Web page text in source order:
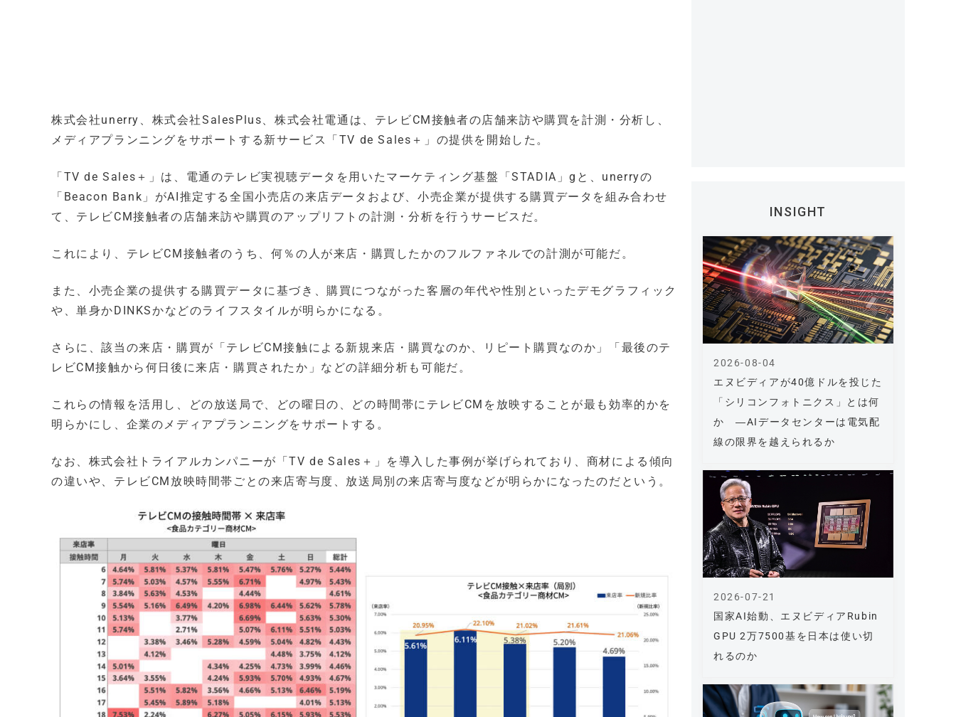
株式会社unerry、株式会社SalesPlus、株式会社電通は、テレビCM接触者の店舗来訪や購買を計測・分析し、
メディアプランニングをサポートする新サービス「TV de Sales＋」の提供を開始した。
「TV de Sales＋」は、電通のテレビ実視聴データを用いたマーケティング基盤「STADIA」gと、unerryの
「Beacon Bank」がAI推定する全国小売店の来店データおよび、小売企業が提供する購買データを組み合わせ
て、テレビCM接触者の店舗来訪や購買のアップリフトの計測・分析を行うサービスだ。
これにより、テレビCM接触者のうち、何％の人が来店・購買したかのフルファネルでの計測が可能だ。
また、小売企業の提供する購買データに基づき、購買につながった客層の年代や性別といったデモグラフィック
や、単身かDINKSかなどのライフスタイルが明らかになる。
さらに、該当の来店・購買が「テレビCM接触による新規来店・購買なのか、リピート購買なのか」「最後のテ
レビCM接触から何日後に来店・購買されたか」などの詳細分析も可能だ。
これらの情報を活用し、どの放送局で、どの曜日の、どの時間帯にテレビCMを放映することが最も効率的かを
明らかにし、企業のメディアプランニングをサポートする。
なお、株式会社トライアルカンパニーが「TV de Sales＋」を導入した事例が挙げられており、商材による傾向
の違いや、テレビCM放映時間帯ごとの来店寄与度、放送局別の来店寄与度などが明らかになったのだという。
INSIGHT
エヌビディアが40億ドルを投じた
「シリコンフォトニクス」とは何
か ―AIデータセンターは電気配
線の限界を越えられるか
2026-08-04
国家AI始動、エヌビディアRubin
GPU 2万7500基を日本は使い切
れるのか
2026-07-21